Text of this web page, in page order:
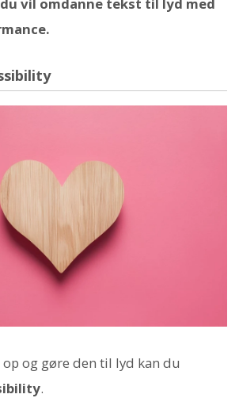
vil omdanne tekst til lyd med
og gøre den til lyd kan du
.